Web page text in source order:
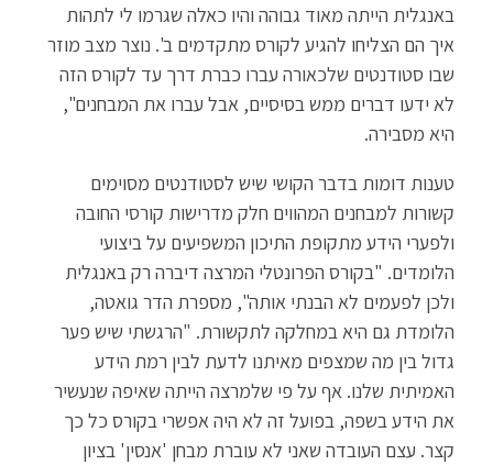
באנגלית הייתה מאוד גבוהה והיו כאלה שגרמו לי לתהות
איך הם הצליחו להגיע לקורס מתקדמים ב'. נוצר מצב מוזר
שבו סטודנטים שלכאורה עברו כברת דרך עד לקורס הזה
לא ידעו דברים ממש בסיסיים, אבל עברו את המבחנים",
היא מסבירה.
טענות דומות בדבר הקושי שיש לסטודנטים מסוימים
קשורות למבחנים המהווים חלק מדרישות קורסי החובה
ולפערי הידע מתקופת התיכון המשפיעים על ביצועי
הלומדים. "בקורס הפרונטלי המרצה דיברה רק באנגלית
ולכן לפעמים לא הבנתי אותה", מספרת הדר גואטה,
הלומדת גם היא במחלקה לתקשורת. "הרגשתי שיש פער
גדול בין מה שמצפים מאיתנו לדעת לבין רמת הידע
האמיתית שלנו. אף על פי שלמרצה הייתה שאיפה שנעשיר
את הידע בשפה, בפועל זה לא היה אפשרי בקורס כל כך
קצר. עצם העובדה שאני לא עוברת מבחן 'אנסין' בציון